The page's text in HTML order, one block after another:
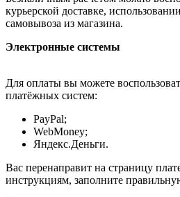
курьерской доставке,
самовывоза из магазина.
Электронные системы
Для оплаты вы можете
платёжных систем:
PayPal;
WebMoney;
Яндекс.Деньги.
Вас перенаправит на страницу
инструкциям, заполните